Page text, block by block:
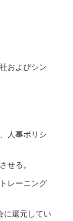
およびシン
人事ポリシ
せる。
レーニング
に還元してい